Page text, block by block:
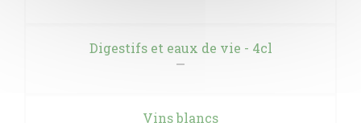
Digestifs et eaux de vie - 4cl
Vins blancs